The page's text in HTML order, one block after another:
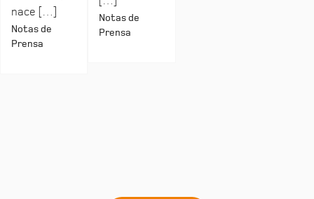
nace […]
Notas de
Prensa
Notas de
Prensa